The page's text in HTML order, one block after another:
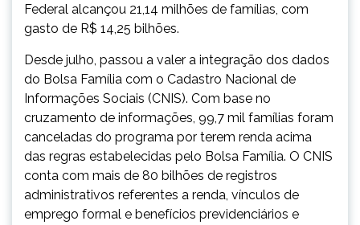
Federal alcançou 21,14 milhões de famílias, com
gasto de R$ 14,25 bilhões.
Desde julho, passou a valer a integração dos dados
do Bolsa Família com o Cadastro Nacional de
Informações Sociais (CNIS). Com base no
cruzamento de informações, 99,7 mil famílias foram
canceladas do programa por terem renda acima
das regras estabelecidas pelo Bolsa Família. O CNIS
conta com mais de 80 bilhões de registros
administrativos referentes a renda, vínculos de
emprego formal e benefícios previdenciários e